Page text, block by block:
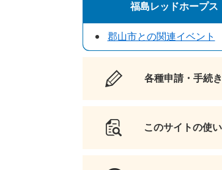
福島レッドホープス
郡山市との関連イベント
各種申請・手続
このサイトの使